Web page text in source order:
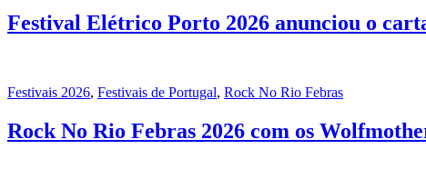
Festival Elétrico Porto 2026 anunciou o
Festivais 2026, Festivais de Portugal, Rock No Rio Febras
Rock No Rio Febras 2026 com os